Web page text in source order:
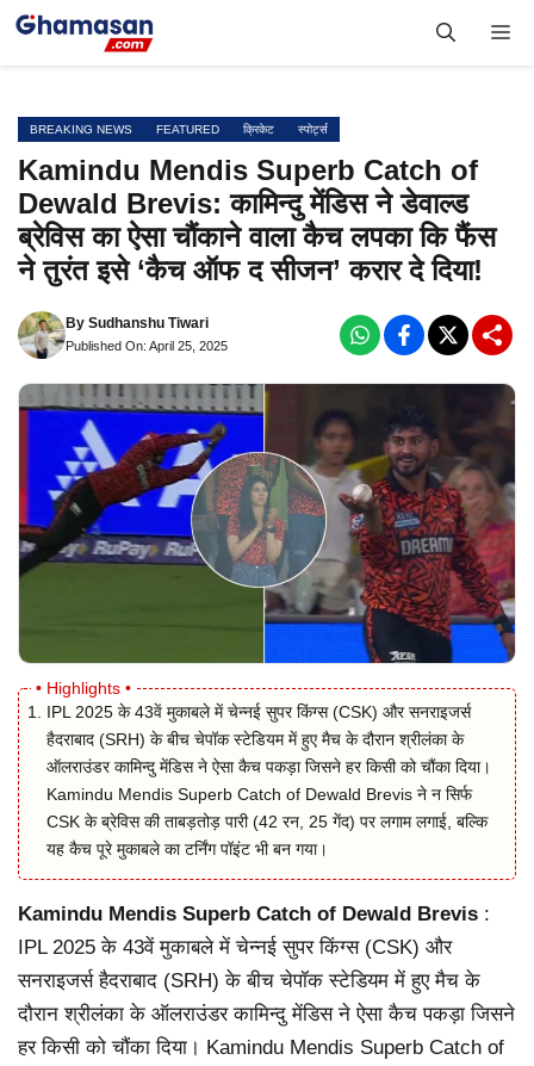
Skip
BREAKING NEWS FEATURED क्रिकेट स्पोर्ट्स
Kamindu Mendis Superb Catch of
Dewald Brevis: कामिन्दु मेंडिस ने डेवाल्ड
ब्रेविस का ऐसा चौंकाने वाला कैच लपका कि फैंस
ने तुरंत इसे ‘कैच ऑफ द सीजन’ करार दे दिया!
By Sudhanshu Tiwari
Published On: April 25, 2025
IPL 2025 के 43वें मुकाबले में चेन्नई सुपर किंग्स (CSK) और सनराइजर्स
हैदराबाद (SRH) के बीच चेपॉक स्टेडियम में हुए मैच के दौरान श्रीलंका के
ऑलराउंडर कामिन्दु मेंडिस ने ऐसा कैच पकड़ा जिसने हर किसी को चौंका दिया।
Kamindu Mendis Superb Catch of Dewald Brevis ने न सिर्फ
CSK के ब्रेविस की ताबड़तोड़ पारी (42 रन, 25 गेंद) पर लगाम लगाई, बल्कि
यह कैच पूरे मुकाबले का टर्निंग पॉइंट भी बन गया।
Kamindu Mendis Superb Catch of Dewald Brevis :
IPL 2025 के 43वें मुकाबले में चेन्नई सुपर किंग्स (CSK) और
सनराइजर्स हैदराबाद (SRH) के बीच चेपॉक स्टेडियम में हुए मैच के
दौरान श्रीलंका के ऑलराउंडर कामिन्दु मेंडिस ने ऐसा कैच पकड़ा जिसने
हर किसी को चौंका दिया। Kamindu Mendis Superb Catch of